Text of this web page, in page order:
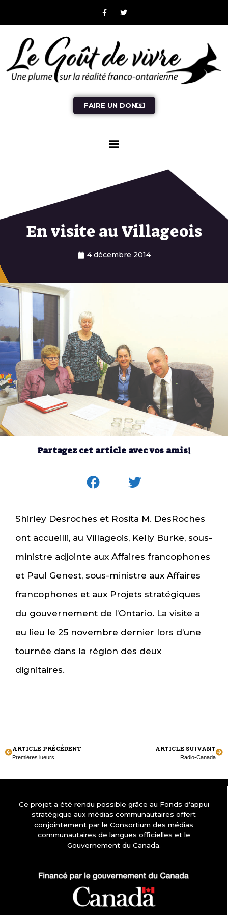
FAIRE UN DON
En visite au Villageois
4 décembre 2014
Partagez cet article avec vos amis!
Shirley Desroches et Rosita M. DesRoches
ont accueilli, au Villageois, Kelly Burke, sous-
ministre adjointe aux Affaires francophones
et Paul Genest, sous-ministre aux Affaires
francophones et aux Projets stratégiques
du gouvernement de l’Ontario. La visite a
eu lieu le 25 novembre dernier lors d’une
tournée dans la région des deux
dignitaires.
ARTICLE PRÉCÉDENT
Premières lueurs
ARTICLE SUIVANT
Radio-Canada
Ce projet a été rendu possible grâce au Fonds d’appui
stratégique aux médias communautaires offert
conjointement par le Consortium des médias
communautaires de langues officielles et le
Gouvernement du Canada.